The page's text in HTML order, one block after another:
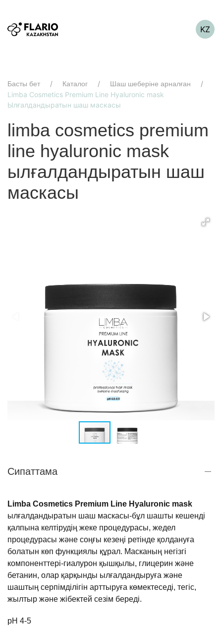
KZ
Басты бет Каталог Шаш шеберіне арналған
Limba Cosmetics Premium Line Hyaluronic mask
Ылғалдандыратын шаш маскасы
limba cosmetics premium
line hyaluronic mask
ылғалдандыратын шаш
маскасы
Сипаттама
Limba Cosmetics Premium Line Hyaluronic mask
ылғалдандыратын шаш маскасы-бұл шашты кешенді
қалпына келтірудің жеке процедурасы, жедел
процедурасы және соңғы кезеңі ретінде қолдануға
болатын көп функциялы құрал. Масканың негізгі
компоненттері-гиалурон қышқылы, глицерин және
бетанин, олар қарқынды ылғалдандыруға және
шаштың серпімділігін арттыруға көмектеседі, тегіс,
жылтыр және жібектей сезім береді.
pH 4-5